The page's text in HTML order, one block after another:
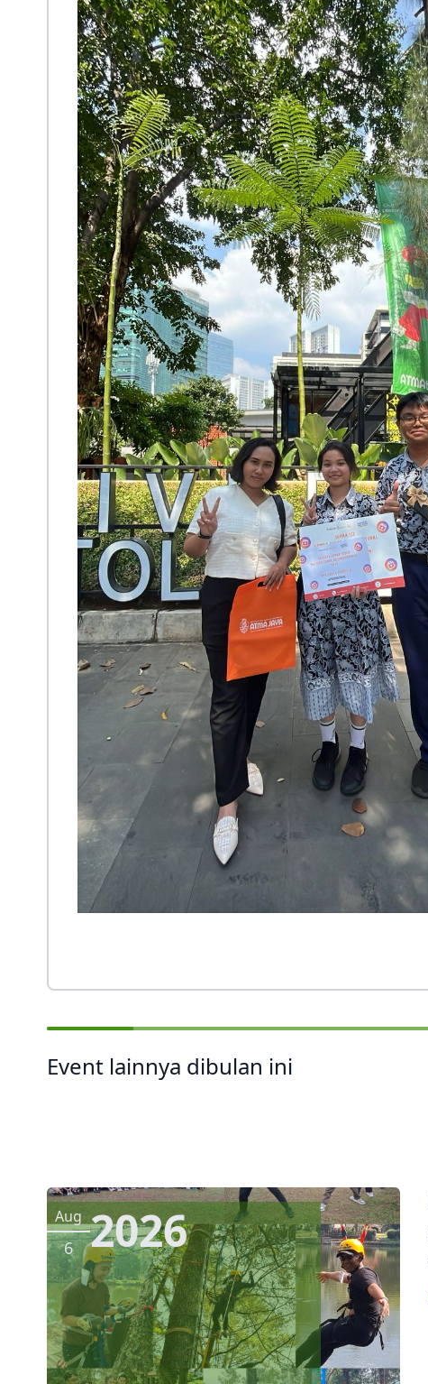
Event lainnya dibulan ini
Aug
6 2026